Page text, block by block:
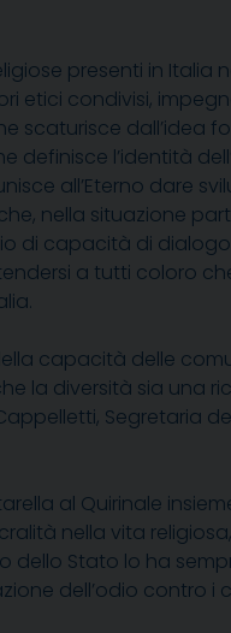
presenti in Italia
etici condivisi,
dall’idea
l’identità
all’Eterno dare
nella situazione
di capacità di
a tutti coloro
.
capacità delle
la diversità sia una
Segretaria
al Quirinale
nella vita
dello Stato lo ha
dell’odio contro i